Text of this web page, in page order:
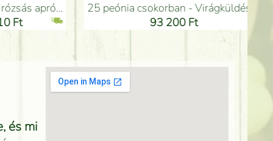
25 peónia csokorban - Virágküldés Budapesten
93 200 Ft
Rózsaszín bronzos habos álom csokor
és mi